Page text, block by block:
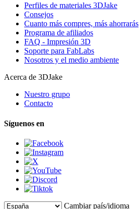
Perfiles de materiales 3DJake
Consejos
Cuanto más compres, más ahorrarás
Programa de afiliados
FAQ - Impresión 3D
Soporte para FabLabs
Nosotros y el medio ambiente
Acerca de 3DJake
Nuestro grupo
Contacto
Síguenos en
Cambiar país/idioma